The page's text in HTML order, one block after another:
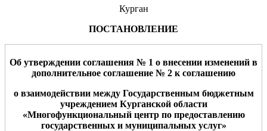
Курган
ПОСТАНОВЛЕНИЕ
Об утверждении соглашения № 1 о внесении изменений в
дополнительное соглашение № 2 к соглашению
о взаимодействии между Государственным бюджетным
учреждением Курганской области
«Многофункциональный центр по предоставлению
государственных и муниципальных услуг»